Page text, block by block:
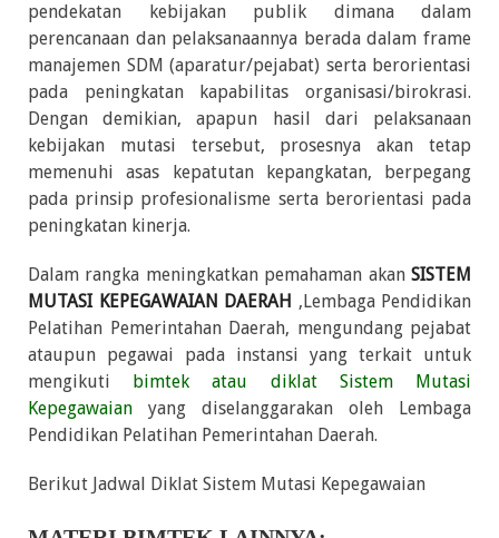
pendekatan kebijakan publik dimana dalam
perencanaan dan pelaksanaannya berada dalam frame
manajemen SDM (aparatur/pejabat) serta berorientasi
pada peningkatan kapabilitas organisasi/birokrasi.
Dengan demikian, apapun hasil dari pelaksanaan
kebijakan mutasi tersebut, prosesnya akan tetap
memenuhi asas kepatutan kepangkatan, berpegang
pada prinsip profesionalisme serta berorientasi pada
peningkatan kinerja.
Dalam rangka meningkatkan pemahaman akan SISTEM
MUTASI KEPEGAWAIAN DAERAH ,Lembaga Pendidikan
Pelatihan Pemerintahan Daerah, mengundang pejabat
ataupun pegawai pada instansi yang terkait untuk
mengikuti bimtek atau diklat Sistem Mutasi
Kepegawaian yang diselanggarakan oleh Lembaga
Pendidikan Pelatihan Pemerintahan Daerah.
Berikut Jadwal Diklat Sistem Mutasi Kepegawaian